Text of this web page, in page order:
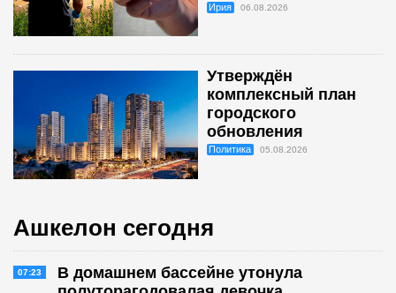
Ирия 06.08.2026
Утверждён
комплексный план
городского
обновления
Политика 05.08.2026
Ашкелон сегодня
07:23
В домашнем бассейне утонула